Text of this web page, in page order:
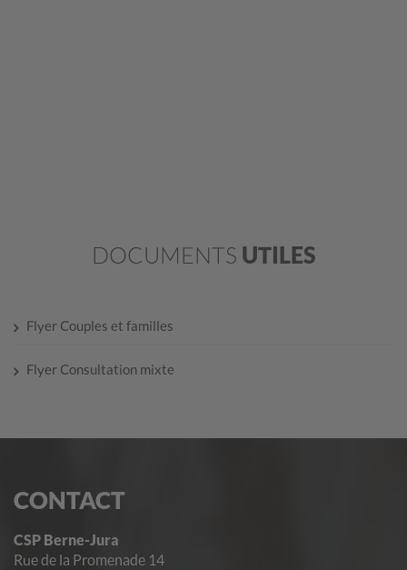
DOCUMENTS UTILES
Flyer Couples et familles
Flyer Consultation mixte
CONTACT
CSP Berne-Jura
Rue de la Promenade 14